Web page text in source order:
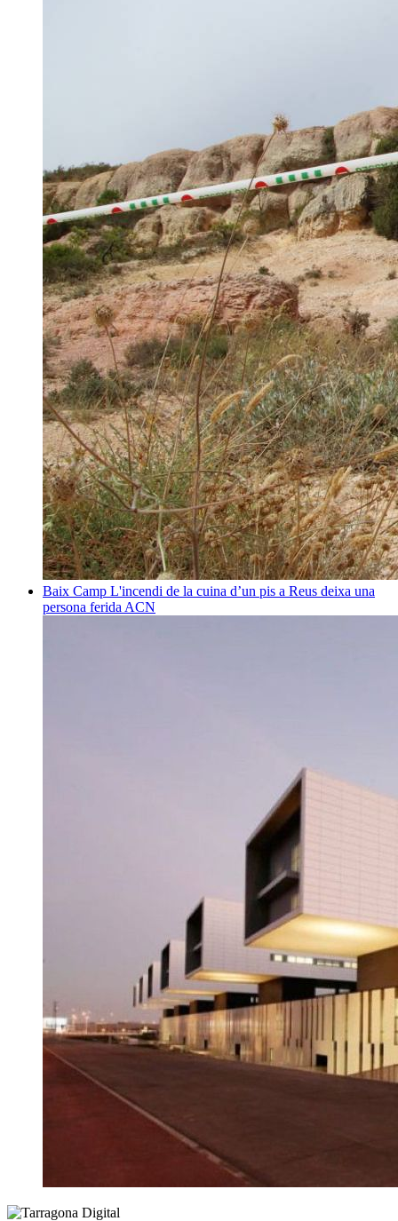
Baix Camp L'incendi de la cuina d’un pis a Reus deixa una
persona ferida ACN